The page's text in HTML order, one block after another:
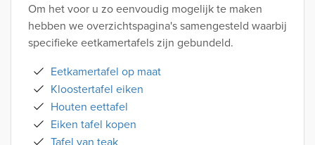
Om het voor u zo eenvoudig mogelijk te maken
hebben we overzichtspagina's samengesteld waarbij
specifieke eetkamertafels zijn gebundeld.
Eetkamertafel op maat
Kloostertafel eiken
Houten eettafel
Eiken tafel kopen